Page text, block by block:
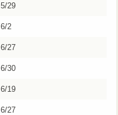
5/29
6/2
6/27
6/30
6/19
6/27